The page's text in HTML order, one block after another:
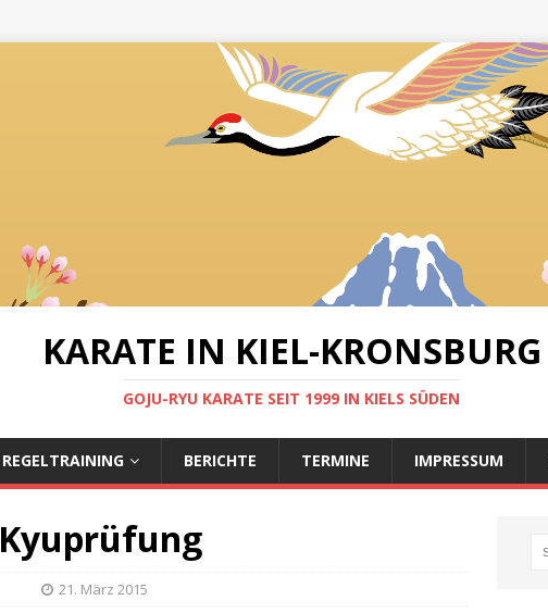
KARATE IN KIEL-KRONSBURG
GOJU-RYU KARATE SEIT 1999 IN KIELS SÜDEN
REGELTRAINING BERICHTE TERMINE IMPRESSUM
Kyuprüfung
21. März 2015